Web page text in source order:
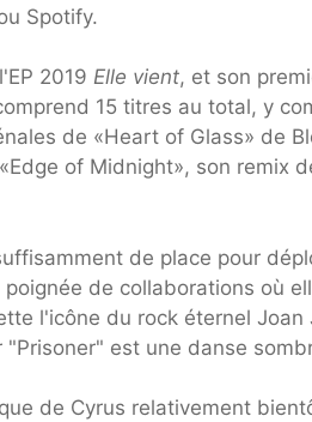
Spotify.
2019 Elle vient, et son
15 titres au total, y
de «Heart of Glass» de
of Midnight», son remix
de place pour
poignée de collaborations où
l'icône du rock éternel
est une danse
de Cyrus relativement